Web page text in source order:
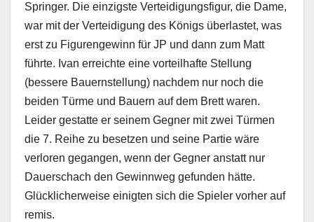
Springer. Die einzigste Verteidigungsfigur, die Dame,
war mit der Verteidigung des Königs überlastet, was
erst zu Figurengewinn für JP und dann zum Matt
führte. Ivan erreichte eine vorteilhafte Stellung
(bessere Bauernstellung) nachdem nur noch die
beiden Türme und Bauern auf dem Brett waren.
Leider gestatte er seinem Gegner mit zwei Türmen
die 7. Reihe zu besetzen und seine Partie wäre
verloren gegangen, wenn der Gegner anstatt nur
Dauerschach den Gewinnweg gefunden hätte.
Glücklicherweise einigten sich die Spieler vorher auf
remis.